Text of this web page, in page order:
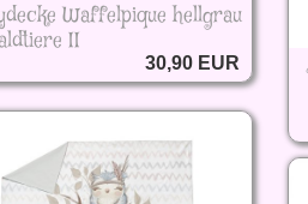
Waffelpique hellgrau
II
30,90 EUR